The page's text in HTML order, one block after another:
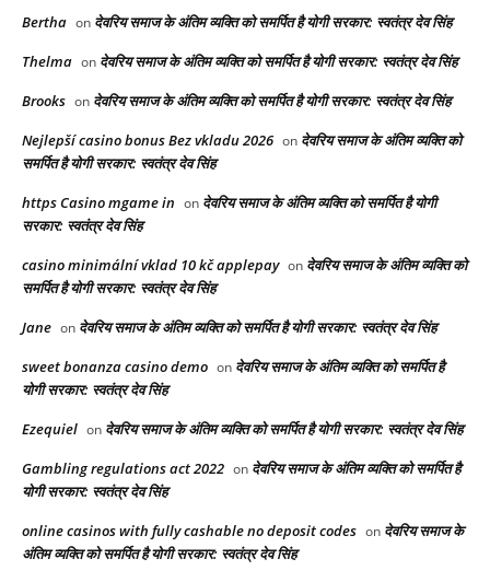
Bertha on देवरिय समाज के अंतिम व्यक्ति को समर्पित है योगी सरकार: स्वतंत्र देव सिंह
Thelma on देवरिय समाज के अंतिम व्यक्ति को समर्पित है योगी सरकार: स्वतंत्र देव सिंह
Brooks on देवरिय समाज के अंतिम व्यक्ति को समर्पित है योगी सरकार: स्वतंत्र देव सिंह
Nejlepší casino bonus Bez vkladu 2026 on देवरिय समाज के अंतिम व्यक्ति को
समर्पित है योगी सरकार: स्वतंत्र देव सिंह
https Casino mgame in on देवरिय समाज के अंतिम व्यक्ति को समर्पित है योगी
सरकार: स्वतंत्र देव सिंह
casino minimální vklad 10 kč applepay on देवरिय समाज के अंतिम व्यक्ति को
समर्पित है योगी सरकार: स्वतंत्र देव सिंह
Jane on देवरिय समाज के अंतिम व्यक्ति को समर्पित है योगी सरकार: स्वतंत्र देव सिंह
sweet bonanza casino demo on देवरिय समाज के अंतिम व्यक्ति को समर्पित है
योगी सरकार: स्वतंत्र देव सिंह
Ezequiel on देवरिय समाज के अंतिम व्यक्ति को समर्पित है योगी सरकार: स्वतंत्र देव सिंह
Gambling regulations act 2022 on देवरिय समाज के अंतिम व्यक्ति को समर्पित है
योगी सरकार: स्वतंत्र देव सिंह
online casinos with fully cashable no deposit codes on देवरिय समाज के
अंतिम व्यक्ति को समर्पित है योगी सरकार: स्वतंत्र देव सिंह